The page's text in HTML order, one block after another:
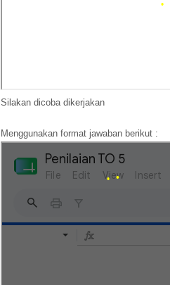
Silakan dicoba dikerjakan
Menggunakan format jawaban berikut :
•